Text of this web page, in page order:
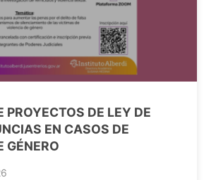
PROYECTOS DE LEY DE
EN CASOS DE
GÉNERO